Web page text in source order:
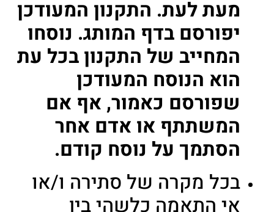
מעת לעת. התקנון המעודכן
יפורסם בדף המותג. נוסחו
המחייב של התקנון בכל עת
הוא הנוסח המעודכן
שפורסם כאמור, אף אם
המשתתף או אדם אחר
הסתמך על נוסח קודם.
בכל מקרה של סתירה ו/או
אי התאמה כלשהי בין